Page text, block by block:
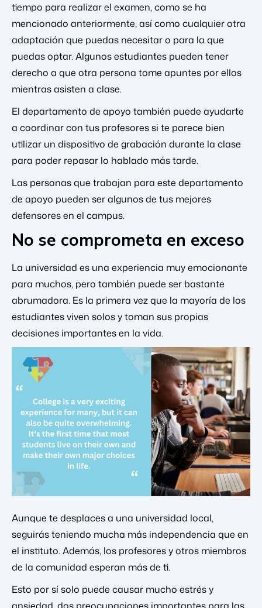
tiempo para realizar el examen, como se ha
mencionado anteriormente, así como cualquier otra
adaptación que puedas necesitar o para la que
puedas optar. Algunos estudiantes pueden tener
derecho a que otra persona tome apuntes por ellos
mientras asisten a clase.
El departamento de apoyo también puede ayudarte
a coordinar con tus profesores si te parece bien
utilizar un dispositivo de grabación durante la clase
para poder repasar lo hablado más tarde.
Las personas que trabajan para este departamento
de apoyo pueden ser algunos de tus mejores
defensores en el campus.
No se comprometa en exceso
La universidad es una experiencia muy emocionante
para muchos, pero también puede ser bastante
abrumadora. Es la primera vez que la mayoría de los
estudiantes viven solos y toman sus propias
decisiones importantes en la vida.
Aunque te desplaces a una universidad local,
seguirás teniendo mucha más independencia que en
el instituto. Además, los profesores y otros miembros
de la comunidad esperan más de ti.
Esto por sí solo puede causar mucho estrés y